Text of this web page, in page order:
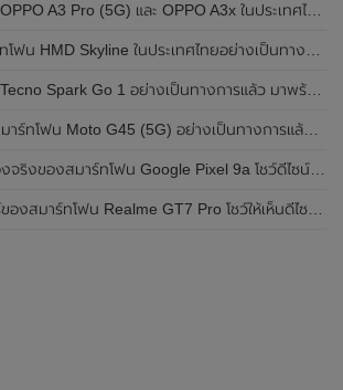
และ OPPO A3x ในประเทศไทยอย่างเป็นทางการแล้ว ในราคาเริ่มต้นเพียง 3,999 บาท
Skyline ในประเทศไทยอย่างเป็นทางการแล้ว ราคา 14,990 บาท
งเป็นทางการแล้ว มาพร้อมหน้าจอแสดงผล LCD / 120Hz , แบตเตอรี่ 5,000mAh และใช้ชิปเซ็ต Unisoc
ทโฟน Moto G45 (5G) อย่างเป็นทางการแล้วในอินเดีย
ทโฟน Google Pixel 9a โชว์ดีไซน์ใหม่ กล้องหลังแบนราบ ไม่มีกรอบของกล้องแล้ว
Realme GT7 Pro โชว์ให้เห็นดีไซน์ใหม่ พร้อมเผยรายละเอียดสเปกที่สำคัญบางส่วน